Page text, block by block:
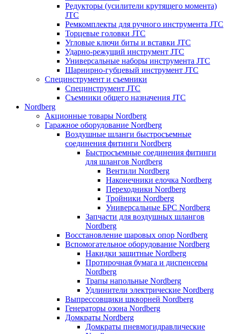
Редукторы (усилители крутящего момента)
JTC
Ремкомплекты для ручного инструмента JTC
Торцевые головки JTC
Угловые ключи биты и вставки JTC
Ударно-режущий инструмент JTC
Универсальные наборы инструмента JTC
Шарнирно-губцевый инструмент JTC
Специнструмент и съемники
Специнструмент JTC
Съемники общего назначения JTC
Nordberg
Акционные товары Nordberg
Гаражное оборудование Nordberg
Воздушные шланги быстросъемные
соединения фитинги Nordberg
Быстросъемные соединения фитинги
для шлангов Nordberg
Вентили Nordberg
Наконечники елочка Nordberg
Переходники Nordberg
Тройники Nordberg
Универсальные БРС Nordberg
Запчасти для воздушных шлангов
Nordberg
Восстановление шаровых опор Nordberg
Вспомогательное оборудование Nordberg
Накидки защитные Nordberg
Протирочная бумага и диспенсеры
Nordberg
Трапы напольные Nordberg
Удлинители электрические Nordberg
Выпрессовщики шкворней Nordberg
Генераторы озона Nordberg
Домкраты Nordberg
Домкраты пневмогидравлические